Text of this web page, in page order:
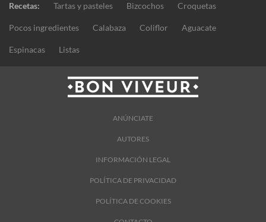
Recetas: Tartas y pasteles Bizcochos Croquetas
Pocos ingredientes Calabaza Coliflor Aguacate
Espinacas Listas
ANÚNCIATE
AUTORES
INFORMACIÓN LEGAL
POLÍTICA DE PRIVACIDAD
POLÍTICA DE COOKIES